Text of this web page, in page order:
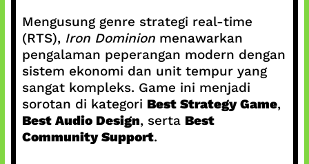
Mengusung genre strategi real-time
(RTS), Iron Dominionmenawarkan
pengalaman peperangan modern dengan
sistem ekonomi dan unit tempur yang
sangat kompleks. Game ini menjadi
sorotan di kategori Best Strategy Game,
Best Audio Design, serta Best
Community Support.